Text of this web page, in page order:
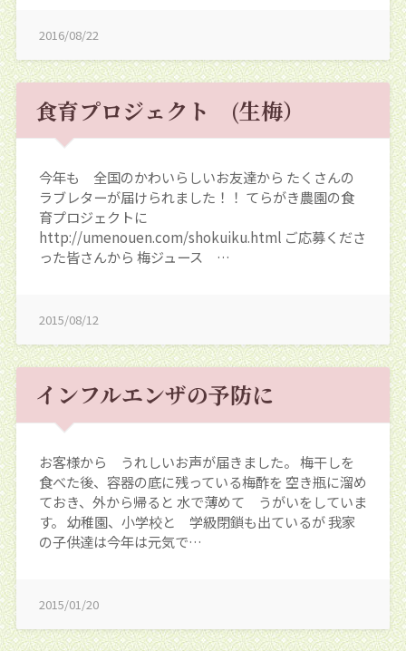
2016/08/22
食育プロジェクト (生梅）
今年も 全国のかわいらしいお友達から たくさんの
ラブレターが届けられました！！ てらがき農園の食
育プロジェクトに
http://umenouen.com/shokuiku.html ご応募くださ
った皆さんから 梅ジュース …
2015/08/12
インフルエンザの予防に
お客様から うれしいお声が届きました。 梅干しを
食べた後、容器の底に残っている梅酢を 空き瓶に溜め
ておき、外から帰ると 水で薄めて うがいをしていま
す。 幼稚園、小学校と 学級閉鎖も出ているが 我家
の子供達は今年は元気で…
2015/01/20